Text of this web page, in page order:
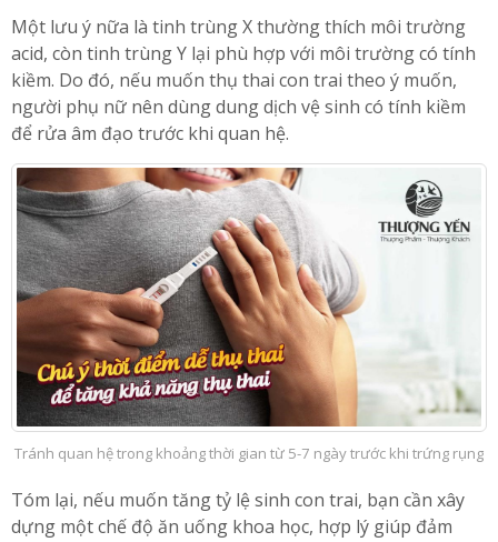
Một lưu ý nữa là tinh trùng X thường thích môi trường
acid, còn tinh trùng Y lại phù hợp với môi trường có tính
kiềm. Do đó, nếu muốn thụ thai con trai theo ý muốn,
người phụ nữ nên dùng dung dịch vệ sinh có tính kiềm
để rửa âm đạo trước khi quan hệ.
Tránh quan hệ trong khoảng thời gian từ 5-7 ngày trước khi trứng rụng
Tóm lại, nếu muốn tăng tỷ lệ sinh con trai, bạn cần xây
dựng một chế độ ăn uống khoa học, hợp lý giúp đảm